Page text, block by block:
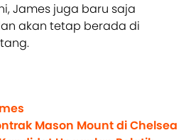
James juga baru saja
akan tetap berada di
Mason Mount di Chelsea